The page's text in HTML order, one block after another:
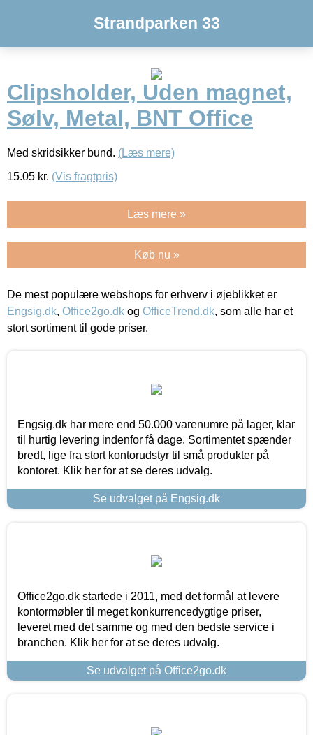
Strandparken 33
Clipsholder, Uden magnet,
Sølv, Metal, BNT Office
Med skridsikker bund. (Læs mere)
15.05 kr. (Vis fragtpris)
Læs mere »
Køb nu »
De mest populære webshops for erhverv i øjeblikket er
Engsig.dk, Office2go.dk og OfficeTrend.dk, som alle har et
stort sortiment til gode priser.
Engsig.dk har mere end 50.000 varenumre på lager, klar
til hurtig levering indenfor få dage. Sortimentet spænder
bredt, lige fra stort kontorudstyr til små produkter på
kontoret. Klik her for at se deres udvalg.
Se udvalget på Engsig.dk
Office2go.dk startede i 2011, med det formål at levere
kontormøbler til meget konkurrencedygtige priser,
leveret med det samme og med den bedste service i
branchen. Klik her for at se deres udvalg.
Se udvalget på Office2go.dk